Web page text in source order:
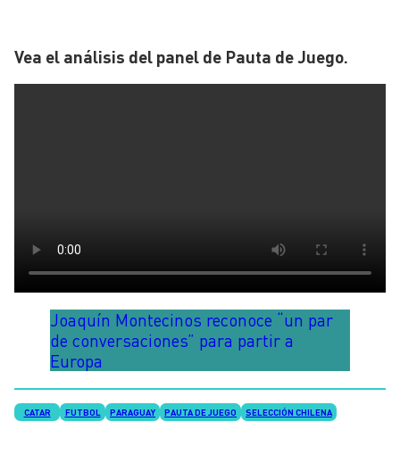
Vea el análisis del panel de Pauta de Juego.
Joaquín Montecinos reconoce “un par
de conversaciones” para partir a
Europa
CATAR FUTBOL PARAGUAY PAUTA DE JUEGO SELECCIÓN CHILENA